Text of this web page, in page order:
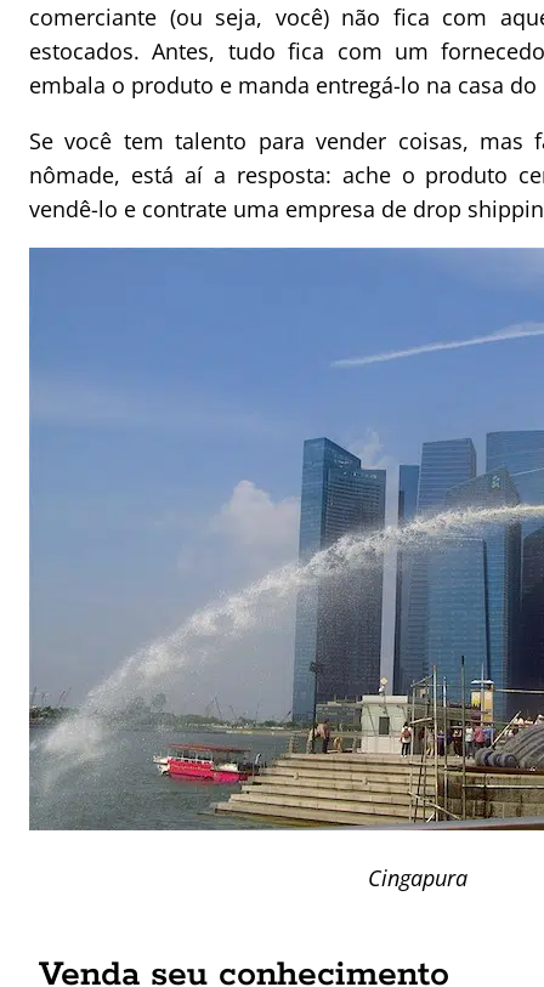
comerciante (ou seja, você) não fica com
estocados. Antes, tudo fica com um
embala o produto e manda entregá-lo na casa do
Se você tem talento para vender coisas, mas
nômade, está aí a resposta: ache o produto
vendê-lo e contrate uma empresa de drop
Cingapura
Venda seu conhecimento